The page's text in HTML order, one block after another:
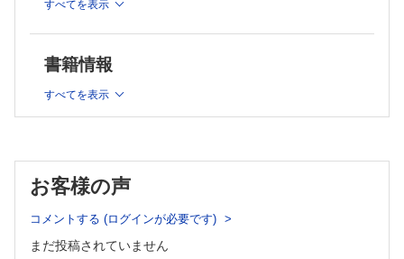
7 近視
近視性脈絡膜新生血管 （森山無価）
CQ 正視眼にみられる黄斑円孔網膜剥離について教えてください
（佐藤孝樹，池田恒彦）
8 緑内障，視神経疾患
OCTによる乳頭解析 （安樂礼子，富田剛司）
9 変性疾患
若年網膜分離症 （池田史子）
Stargardt病 （石龍鉄樹）
CQ アーチファクトと読影の落とし穴について教えてくださ
ください （寺尾信宏，古泉英貴）
3 網膜硝子体界面病変
CQ ガス下での円孔閉鎖の確認法について教えてください
黄斑上膜，偽黄斑円孔 （山根 真，門之園一明）
硝子体黄斑牽引症候群 （山田教弘）
すべてを表示
書籍情報
すべてを表示
お客様の声
コメントする (ログインが必要です)
まだ投稿されていません